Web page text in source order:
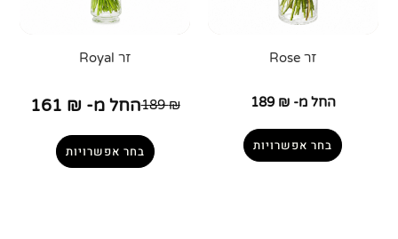
זר Rose
החל מ- 189 ₪
בחר אפשרויות
זר Royal
189₪ החל מ- 161 ₪
בחר אפשרויות